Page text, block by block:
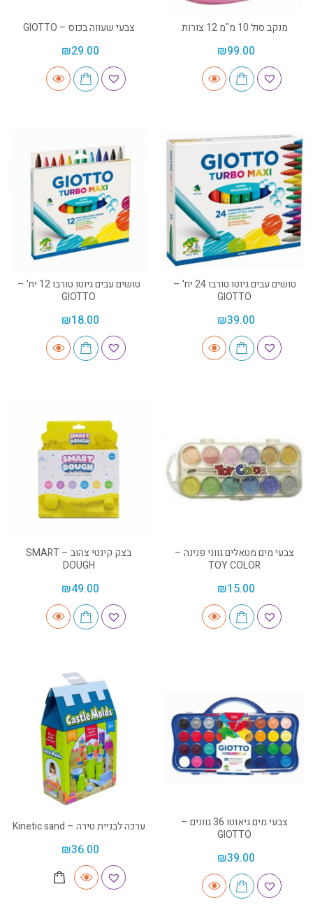
מנקב סול 10 מ"מ 12 צורות
₪99.00
צבעי שעווה בכוס – GIOTTO
₪29.00
טושים עבים גיוטו טורבו 24 יח' –
GIOTTO
₪39.00
טושים עבים גיוטו טורבו 12 יח' –
GIOTTO
₪18.00
צבעי מים מטאלים גווני פנינה –
TOY COLOR
₪15.00
בצק קינטי צהוב – SMART
DOUGH
₪49.00
צבעי מים גיאוטו 36 גוונים –
GIOTTO
₪39.00
ערכה לבניית טירה – Kinetic sand
₪36.00